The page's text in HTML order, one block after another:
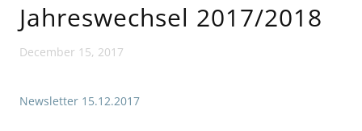
Jahreswechsel 2017/2018
December 15, 2017
Newsletter 15.12.2017